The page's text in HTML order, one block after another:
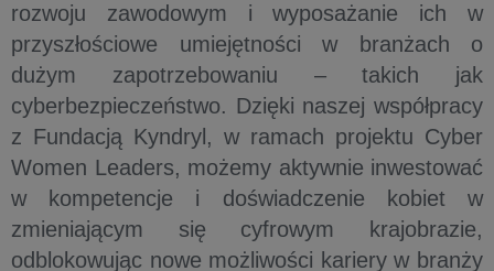
rozwoju zawodowym i wyposażanie ich w
przyszłościowe umiejętności w branżach o
dużym zapotrzebowaniu – takich jak
cyberbezpieczeństwo. Dzięki naszej współpracy
z Fundacją Kyndryl, w ramach projektu Cyber
Women Leaders, możemy aktywnie inwestować
w kompetencje i doświadczenie kobiet w
zmieniającym się cyfrowym krajobrazie,
odblokowując nowe możliwości kariery w branży